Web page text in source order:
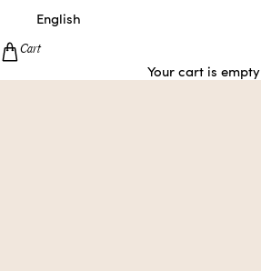
English
Cart
Your cart is empty